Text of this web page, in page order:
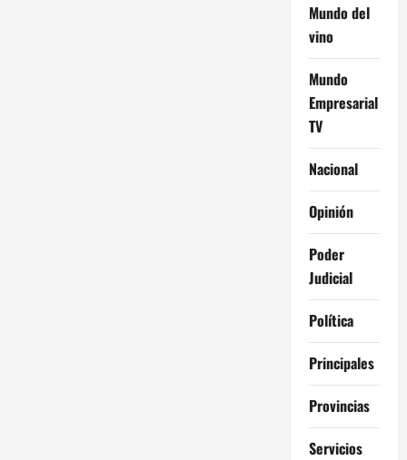
Mundo del
vino
Mundo
Empresarial
TV
Nacional
Opinión
Poder
Judicial
Política
Principales
Provincias
Servicios